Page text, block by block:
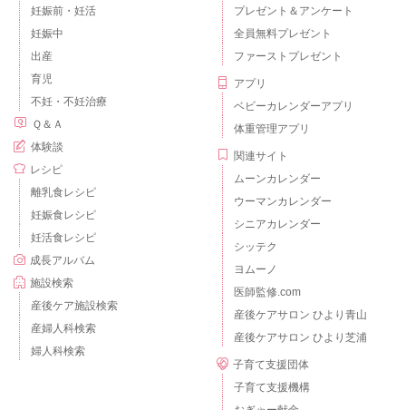
妊娠前・妊活
妊娠中
出産
育児
不妊・不妊治療
Ｑ＆Ａ
体験談
レシピ
離乳食レシピ
妊娠食レシピ
妊活食レシピ
成長アルバム
施設検索
産後ケア施設検索
産婦人科検索
婦人科検索
プレゼント＆アンケート
全員無料プレゼント
ファーストプレゼント
アプリ
ベビーカレンダーアプリ
体重管理アプリ
関連サイト
ムーンカレンダー
ウーマンカレンダー
シニアカレンダー
シッテク
ヨムーノ
医師監修.com
産後ケアサロン ひより青山
産後ケアサロン ひより芝浦
子育て支援団体
子育て支援機構